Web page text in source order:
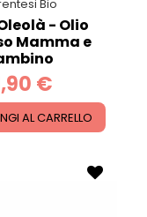
Bio
- Olio
Mamma e
€
AL CARRELLO